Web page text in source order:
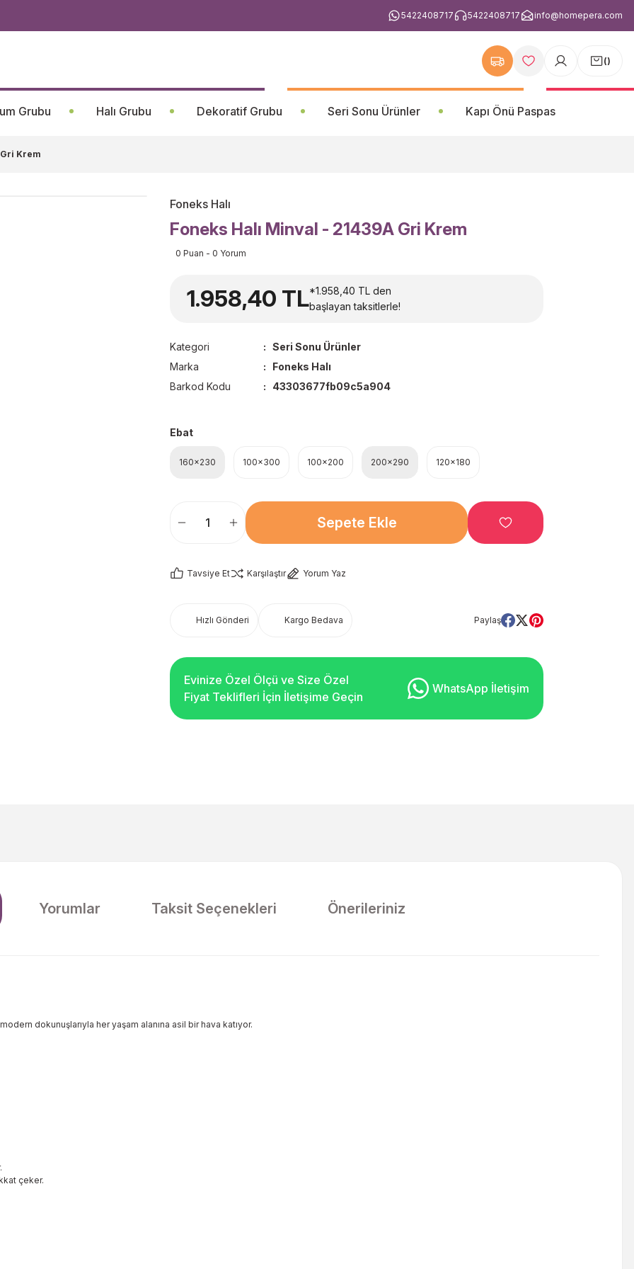
5422408717 5422408717 info@homepera.com
()
Grubu Halı Grubu Dekoratif Grubu Seri Sonu Ürünler Kapı Önü Paspas
Krem
Foneks Halı
Foneks Halı Minval - 21439A Gri Krem
0 Puan - 0 Yorum
1.958,40 TL*1.958,40 TL den
başlayan taksitlerle!
Kategori
Seri Sonu Ürünler
Marka
Foneks Halı
Barkod Kodu
43303677fb09c5a904
Ebat
160x230 100x300 100x200 200x290 120x180
Sepete Ekle
Tavsiye Et Karşılaştır Yorum Yaz
Hızlı Gönderi Kargo Bedava Paylaş
Evinize Özel Ölçü ve Size Özel
Fiyat Teklifleri İçin İletişime Geçin
WhatsApp İletişim
Yorumlar Taksit Seçenekleri Önerileriniz
dokunuşlarıyla her yaşam alanına asil bir hava katıyor.
çeker.